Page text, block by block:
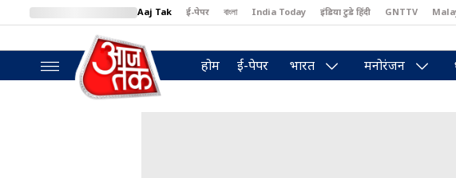
Aaj Tak ई-पेपर বাংলা India Today इंडिया टुडे हिंदी GNTTV
BT Bazaar
होम ई-पेपर भारत मनोरंजन